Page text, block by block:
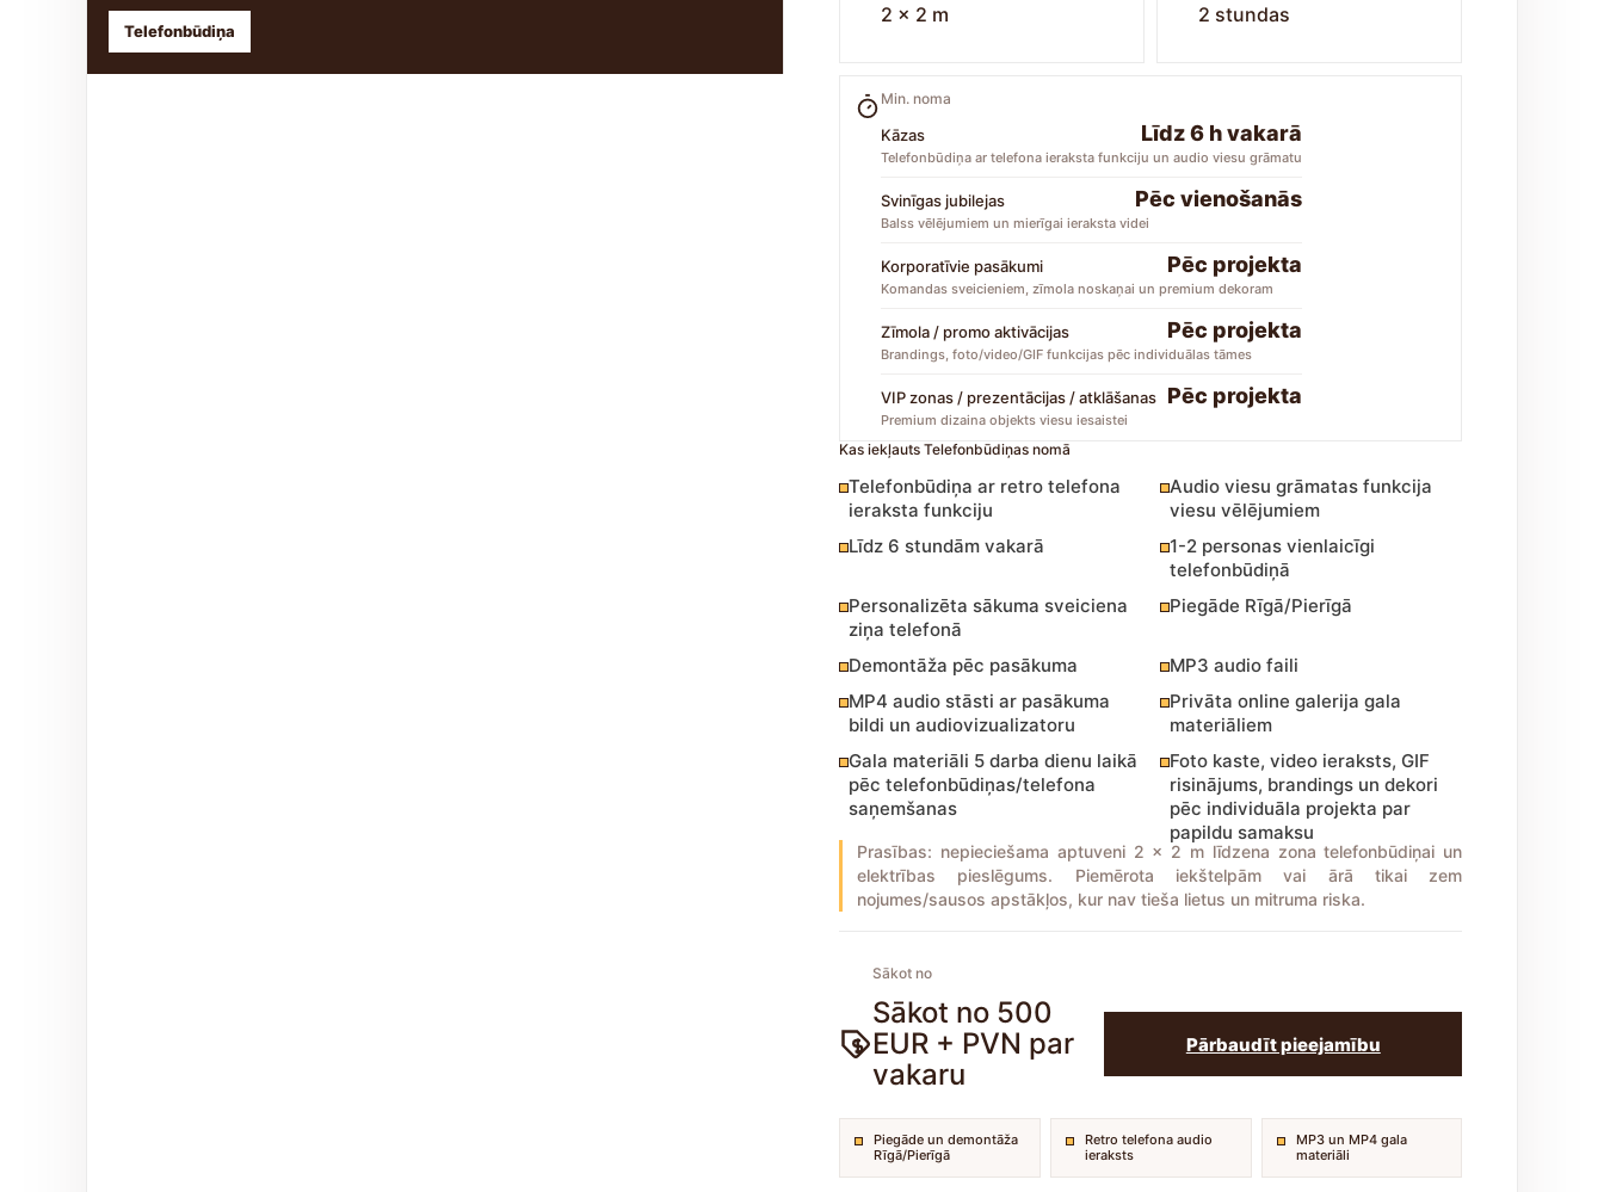
Telefonbūdiņa
2 x 2 m 2 stundas
Min. noma
Kāzas Līdz 6 h vakarā
Telefonbūdiņa ar telefona ieraksta funkciju un audio viesu grāmatu
Svinīgas jubilejas Pēc vienošanās
Balss vēlējumiem un mierīgai ieraksta videi
Korporatīvie pasākumi Pēc projekta
Komandas sveicieniem, zīmola noskaņai un premium dekoram
Zīmola / promo aktivācijas Pēc projekta
Brandings, foto/video/GIF funkcijas pēc individuālas tāmes
VIP zonas / prezentācijas / atklāšanas Pēc projekta
Premium dizaina objekts viesu iesaistei
Kas iekļauts Telefonbūdiņas nomā
Telefonbūdiņa ar retro telefona
ieraksta funkciju
Audio viesu grāmatas funkcija
viesu vēlējumiem
Līdz 6 stundām vakarā
1-2 personas vienlaicīgi
telefonbūdiņā
Personalizēta sākuma sveiciena
ziņa telefonā
Piegāde Rīgā/Pierīgā
Demontāža pēc pasākuma
MP3 audio faili
MP4 audio stāsti ar pasākuma
bildi un audiovizualizatoru
Privāta online galerija gala
materiāliem
Gala materiāli 5 darba dienu laikā
pēc telefonbūdiņas/telefona
saņemšanas
Foto kaste, video ieraksts, GIF
risinājums, brandings un dekori
pēc individuāla projekta par
papildu samaksu
Prasības: nepieciešama aptuveni 2 x 2 m līdzena zona telefonbūdiņai un
elektrības pieslēgums. Piemērota iekštelpām vai ārā tikai zem
nojumes/sausos apstākļos, kur nav tieša lietus un mitruma riska.
Sākot no
Sākot no 500
EUR + PVN par
vakaru
Pārbaudīt pieejamību
Piegāde un demontāža
Rīgā/Pierīgā
Retro telefona audio
ieraksts
MP3 un MP4 gala
materiāli